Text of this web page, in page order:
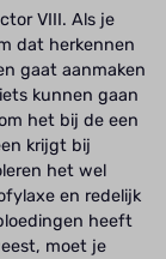
VIII. Als je
dat herkennen
gaat aanmaken
kunnen gaan
het bij de een
krijgt bij
het wel
en redelijk
heeft
moet je